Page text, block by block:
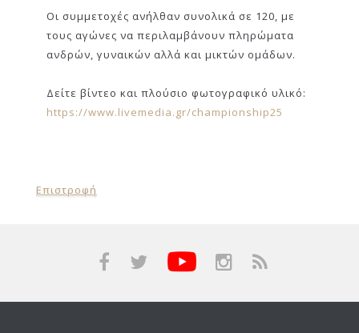
Οι συμμετοχές ανήλθαν συνολικά σε 120, με
τους αγώνες να περιλαμβάνουν πληρώματα
ανδρών, γυναικών αλλά και μικτών ομάδων.
Δείτε βίντεο και πλούσιο φωτογραφικό υλικό:
https://www.livemedia.gr/championship25
Επιστροφή